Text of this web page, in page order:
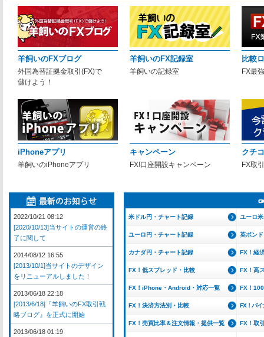
羊飼いのFXブログ
外国為替証拠金取引(FX)で
儲けよう！
羊飼いのFX記録室
羊飼いの記録室
比較
FX最
iPhoneアプリ
羊飼いのiPhoneアプリ
キャンペーン
FX!口座開設キャンペーン
クチ
FX取
米ドル円・チャート記録 ユーロ
ユーロ円・チャート記録 英ポン
カナダ円・チャート記録 FX！経
FX！低スプレッド・比較 FX！高
FX！iPhone・Android・対応一覧 FX！
FX！決済方法別・比較 FX！バイ
FX！売買比率＆注文情報・提供一覧 FX！取
2022/10/21 08:12
[2020/10/13]当サイトの運営の終
了に関して
2014/08/12 16:55
[2013/10/1]当サイトのデザイン
をリニューアルしました！
2013/06/18 22:18
[2013/6/18]『羊飼いのFX取引戦
略ブログ』を正式に開始
2013/06/18 01:19